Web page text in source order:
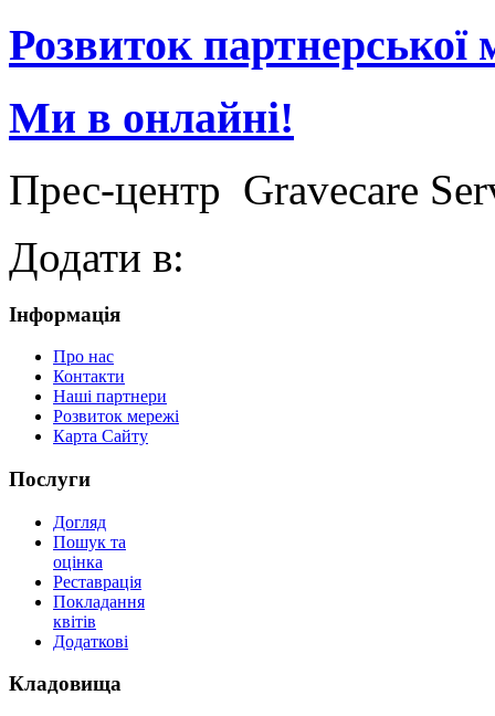
Розвиток партнерської
Ми в онлайні!
Прес-центр Gravecare
Додати в:
Інформація
Про нас
Контакти
Наші партнери
Розвиток мережі
Карта Сайту
Послуги
Догляд
Пошук та
оцінка
Реставрація
Покладання
квітів
Додаткові
Кладовища